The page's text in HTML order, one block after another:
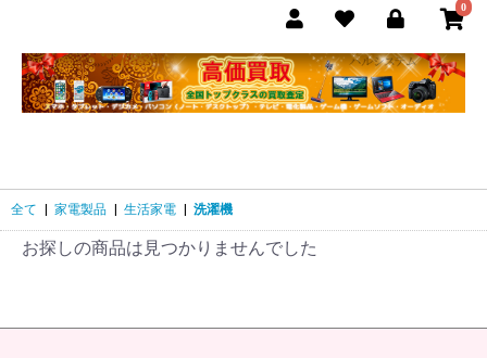
0
全て | 家電製品 | 生活家電 | 洗濯機
お探しの商品は見つかりませんでした